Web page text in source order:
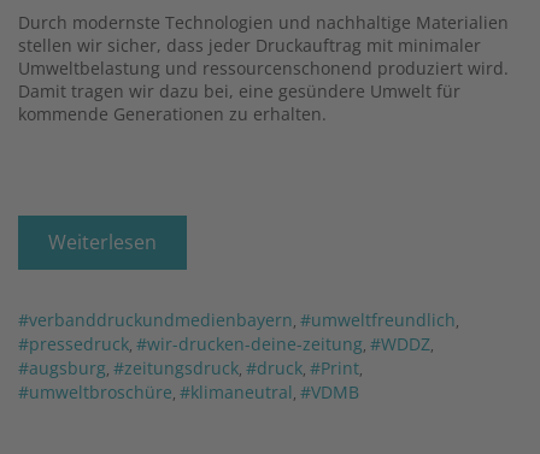
Durch modernste Technologien und nachhaltige Materialien
stellen wir sicher, dass jeder Druckauftrag mit minimaler
Umweltbelastung und ressourcenschonend produziert wird.
Damit tragen wir dazu bei, eine gesündere Umwelt für
kommende Generationen zu erhalten.
Weiterlesen
#verbanddruckundmedienbayern #umweltfreundlich
#pressedruck #wir-drucken-deine-zeitung #WDDZ
#augsburg #zeitungsdruck #druck #Print
#umweltbroschüre #klimaneutral #VDMB